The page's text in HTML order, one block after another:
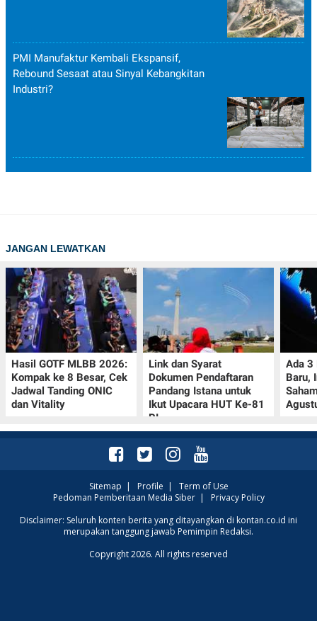
PMI Manufaktur Kembali Ekspansif,
Rebound Sesaat atau Sinyal Kebangkitan
Industri?
JANGAN LEWATKAN
Hasil GOTF MLBB 2026:
Kompak ke 8 Besar, Cek
Jadwal Tanding ONIC
dan Vitality
Link dan Syarat
Dokumen Pendaftaran
Pandang Istana untuk
Ikut Upacara HUT Ke-81
RI
Ada 3
Baru,
Sitemap | Profile | Term of Use
Pedoman Pemberitaan Media Siber| Privacy Policy
Disclaimer: Seluruh konten berita yang ditayangkan di kontan.co.id ini
merupakan tanggung jawab Pemimpin Redaksi.
Copyright 2026. All rights reserved